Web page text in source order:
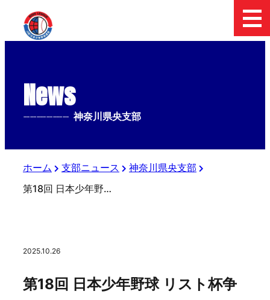
News
-------------- 神奈川県央支部
ホーム 支部ニュース
神奈川県央支部
第18回 日本少年野球 リスト杯争奪秋季神奈川大会 神奈川県央支部予選 第56回春季全国大会予選・DeNAベイスターズカップ予選
2025.10.26
第18回 日本少年野球 リスト杯争